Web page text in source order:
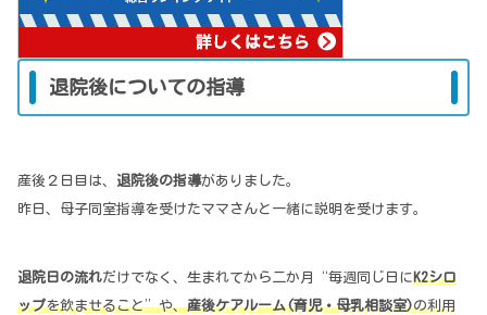
退院後についての指導
産後２日目は、 退院後の指導がありました。
昨日、母子同室指導を受けたママさんと一緒に説明を受けます。
退院日の流れだけでなく、生まれてから二か月“毎週同じ日にK2シロ
ップを飲ませること”や、産後ケアルーム(育児・母乳相談室)の利用